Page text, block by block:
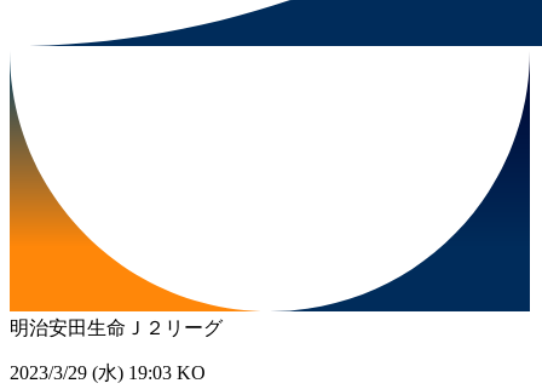
明治安田生命Ｊ２リーグ
2023/3/29 (水) 19:03 KO